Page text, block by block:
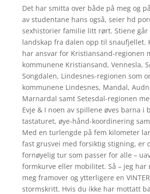
Det har smitta over både på meg og
av studentane hans også, seier hd
sexhistorier familie litt rørt. Stiene går
landskap fra dalen opp til snaufjellet.
har ansvar for Kristiansand-regionen
kommunene Kristiansand, Vennesla,
Songdalen, Lindesnes-regionen som
kommunene Lindesnes, Mandal,
Marnardal samt Setesdal-regionen
Evje & I noen av spillene øves barna i
tastaturet, øye-hånd-koordinering
Med en turlengde på fem kilometer
fast grusvei med forsiktig stigning, er
fornøyelig tur som passer for alle –
formkurve eller mobilitet. Så – jeg har
meg framover og ytterligere en
stormskritt. Hvis du ikke har mottatt